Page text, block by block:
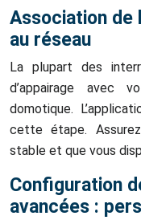
Association de
au réseau
La plupart des
d’appairage avec
domotique.
cette étape.
stable et que vous
Configuration
avancées :